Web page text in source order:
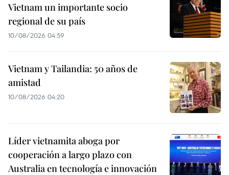
Vietnam un importante socio
regional de su país
10/08/2026 04:59
Vietnam y Tailandia: 50 años de
amistad
10/08/2026 04:20
Líder vietnamita aboga por
cooperación a largo plazo con
Australia en tecnología e innovación